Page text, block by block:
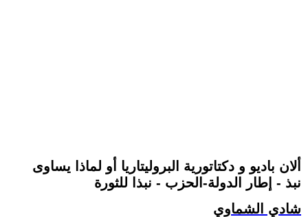
ألان باديو و دكتاتورية البروليتاريا أو لماذا يساوى
نبذ - إطار الدولة-الحزب - نبذا للثورة
شادي الشماوي